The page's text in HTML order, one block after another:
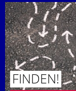
FINDEN!